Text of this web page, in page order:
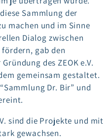
Sammlung der
machen und im Sinne
Dialog zwischen
gab den
des ZEOK e.V.
gemeinsam gestaltet.
Dr. Bir” und
sind die Projekte und mit
gewachsen.